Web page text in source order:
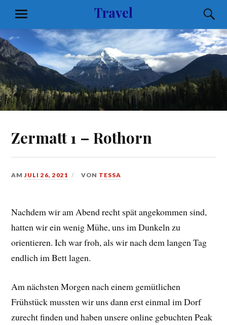
Inhalt
springen
Travel
MENÜ
Zermatt 1 – Rothorn
AMJULI 26, 2021 VON TESSA
Nachdem wir am Abend recht spät angekommen sind,
hatten wir ein wenig Mühe, uns im Dunkeln zu
orientieren. Ich war froh, als wir nach dem langen Tag
endlich im Bett lagen.
Am nächsten Morgen nach einem gemütlichen
Frühstück mussten wir uns dann erst einmal im Dorf
zurecht finden und haben unsere online gebuchten Peak